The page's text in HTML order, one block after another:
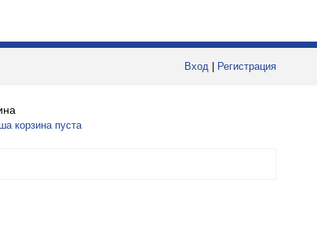
Вход Регистрация
корзина пуста